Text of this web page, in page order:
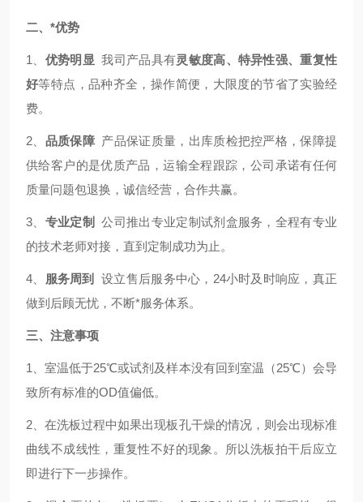
二、*优势
1、 优势明显 我司产品具有灵敏度高、特异性强、重复性
好等特点，品种齐全，操作简便，大限度的节省了实验经
费。
2、 品质保障产品保证质量，出库质检把控严格，保障提
供给客户的是优质产品，运输全程跟踪，公司承诺有任何
质量问题包退换，诚信经营，合作共赢。
3、 专业定制
公司推出专业定制试剂盒服务，全程有专业
的技术老师对接，直到定制成功为止。
4、 服务周到
设立售后服务中心，24小时及时响应，真正
做到后顾无忧，不断*服务体系。
三、注意事项
1、室温低于25℃或试剂及样本没有回到室温（25℃）会导
致所有标准的OD值偏低。
2、在洗板过程中如果出现板孔干燥的情况，则会出现标准
曲线不成线性，重复性不好的现象。所以洗板拍干后应立
即进行下一步操作。